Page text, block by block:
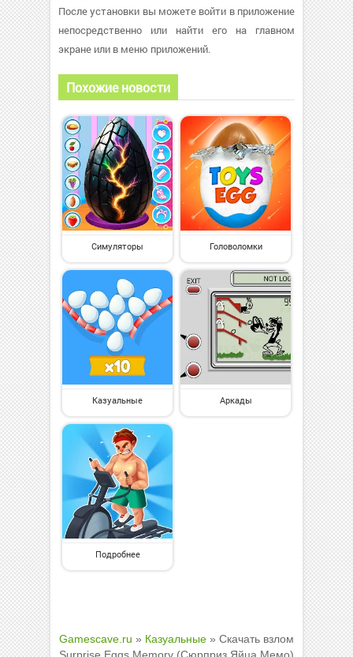
После установки вы можете войти в приложение
непосредственно или найти его на главном
экране или в меню приложений.
Похожие новости
Симуляторы Головоломки
Казуальные Аркады
Подробнее
Gamescave.ru » Казуальные » Скачать взлом